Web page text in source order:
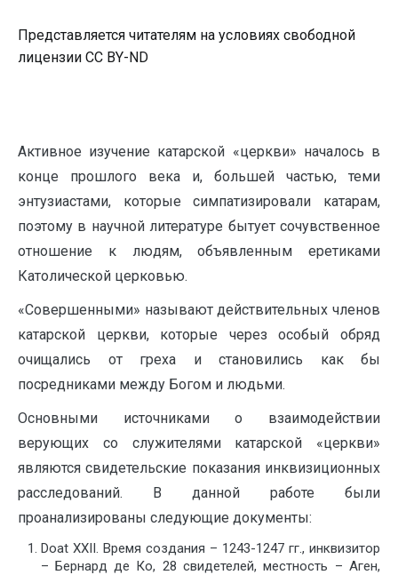
Представляется читателям на условиях свободной
лицензии CC BY-ND
Активное изучение катарской «церкви» началось в
конце прошлого века и, большей частью, теми
энтузиастами, которые симпатизировали катарам,
поэтому в научной литературе бытует сочувственное
отношение к людям, объявленным еретиками
Католической церковью.
«Совершенными» называют действительных членов
катарской церкви, которые через особый обряд
очищались от греха и становились как бы
посредниками между Богом и людьми.
Основными источниками о взаимодействии
верующих со служителями катарской «церкви»
являются свидетельские показания инквизиционных
расследований. В данной работе были
проанализированы следующие документы:
Doat XXII. Время создания – 1243-1247 гг., инквизитор
– Бернард де Ко, 28 свидетелей, местность – Аген,